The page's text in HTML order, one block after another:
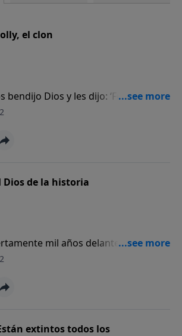
el clon
bendijo Dios y les dijo: ‘Fructificad y
la tierra y sometedla; ejerced
que se mueven sobre la
Dios de la historia
mil años delante de tus
de ayer, que pasó, y como una
extintos todos los